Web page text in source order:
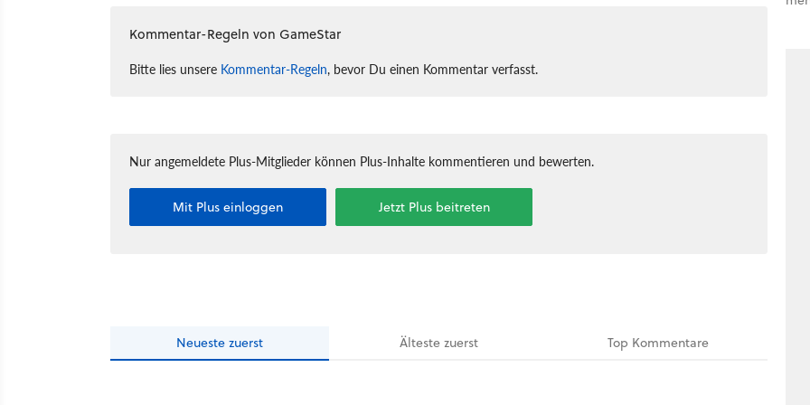
Kommentar-Regeln von GameStar
Bitte lies unsere Kommentar-Regeln, bevor Du einen Kommentar verfasst.
Nur angemeldete Plus-Mitglieder können Plus-Inhalte kommentieren und bewerten.
Mit Plus einloggen Jetzt Plus beitreten
Neueste zuerst Ältestezuerst Top Kommentare